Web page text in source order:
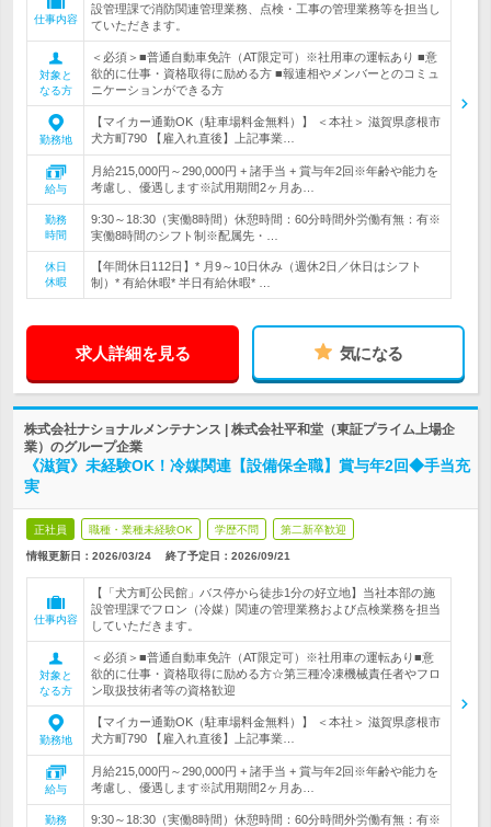
仕事内容
設管理課で消防関連管理業務、点検・工事の管理業務等を担当し
ていただきます。
対象と
なる方
＜必須＞■普通自動車免許（AT限定可）※社用車の運転あり ■意
欲的に仕事・資格取得に励める方 ■報連相やメンバーとのコミュ
ニケーションができる方
勤務地
【マイカー通勤OK（駐車場料金無料）】 ＜本社＞ 滋賀県彦根市
犬方町790 【雇入れ直後】上記事業…
給与
月給215,000円～290,000円 + 諸手当 + 賞与年2回※年齢や能力を
考慮し、優遇します※試用期間2ヶ月あ…
勤務
時間
9:30～18:30（実働8時間）休憩時間：60分時間外労働有無：有※
実働8時間のシフト制※配属先・…
休日
休暇
【年間休日112日】* 月9～10日休み（週休2日／休日はシフト
制）* 有給休暇* 半日有給休暇* …
求人詳細を見る 気になる
株式会社ナショナルメンテナンス | 株式会社平和堂（東証プライム上場企
業）のグループ企業
《滋賀》未経験OK！冷媒関連【設備保全職】賞与年2回◆手当充
実
正社員 職種・業種未経験OK 学歴不問 第二新卒歓迎
情報更新日：2026/03/24 終了予定日： 2026/09/21
仕事内容
【「犬方町公民館」バス停から徒歩1分の好立地】当社本部の施
設管理課でフロン（冷媒）関連の管理業務および点検業務を担当
していただきます。
対象と
なる方
＜必須＞■普通自動車免許（AT限定可）※社用車の運転あり■意
欲的に仕事・資格取得に励める方☆第三種冷凍機械責任者やフロ
ン取扱技術者等の資格歓迎
勤務地
【マイカー通勤OK（駐車場料金無料）】 ＜本社＞ 滋賀県彦根市
犬方町790 【雇入れ直後】上記事業…
給与
月給215,000円～290,000円 + 諸手当 + 賞与年2回※年齢や能力を
考慮し、優遇します※試用期間2ヶ月あ…
勤務
9:30～18:30（実働8時間）休憩時間：60分時間外労働有無：有※